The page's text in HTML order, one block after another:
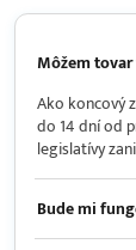
Môžem
Ako koncový
do 14 dní od
legislatívy
Bude mi